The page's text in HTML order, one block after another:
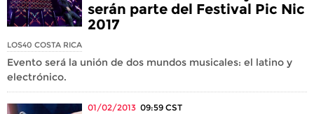
serán parte del Festival Pic Nic
2017
LOS40 COSTA RICA
Evento será la unión de dos mundos musicales: el latino y
electrónico.
01/02/2013 09:59 CST